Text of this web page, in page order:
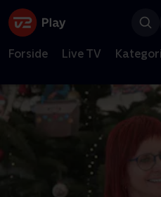
Forside Live TV